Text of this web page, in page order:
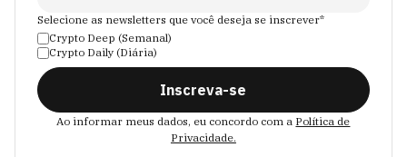
Selecione as newsletters que você deseja se inscrever*
Crypto Deep (Semanal)
Crypto Daily (Diária)
Inscreva-se
Ao informar meus dados, eu concordo com a Política de
Privacidade.